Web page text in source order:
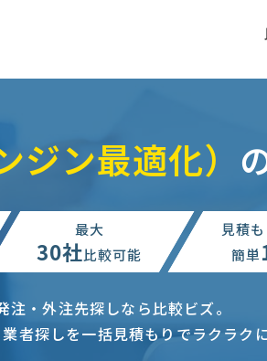
ン最適化）
最大
30社比較可能
見積
簡単
注・外注先探しなら比較ビズ。
者探しを一括見積もりでラクラク